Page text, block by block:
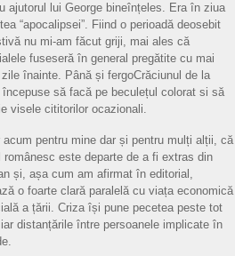
ajutorul lui George bineînțeles. Era în ziua
“apocalipsei”. Fiind o perioadă deosebit
nu mi-am făcut griji, mai ales că
fuseseră în general pregătite cu mai
înainte. Până și fergoCrăciunul de la
începuse să facă pe beculețul colorat si să
visele cititorilor ocazionali.
acum pentru mine dar și pentru mulți alții, că
românesc este departe de a fi extras din
și, așa cum am afirmat în editorial,
o foarte clară paralelă cu viața economică
a țării. Criza își pune pecetea peste tot
iar distanțările între persoanele implicate în